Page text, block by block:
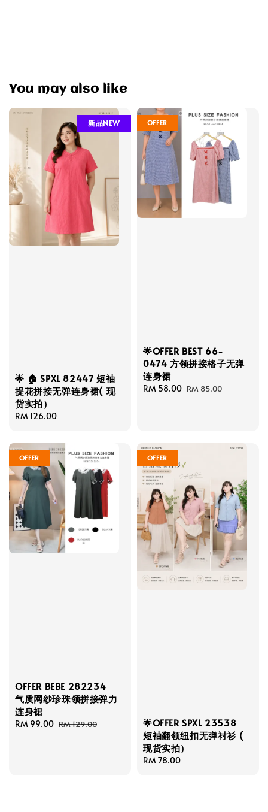
You may also like
新品NEW
🌟 🏠 SPXL 82447 短袖
提花拼接无弹连身裙( 现
货实拍）
Regular
RM 126.00
OFFER
🌟OFFER BEST 66-
0474 方领拼接格子无弹
连身裙
Sale
RM 58.00 Regular
RM 85.00
OFFER
OFFER BEBE 282234
气质网纱珍珠领拼接弹力
连身裙
Sale
RM 99.00 Regular
RM 129.00
OFFER
🌟OFFER SPXL 23538
短袖翻领纽扣无弹衬衫 (
现货实拍）
Regular
RM 78.00